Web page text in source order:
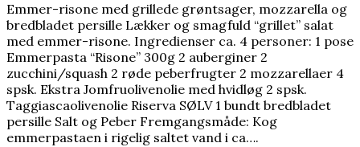
Emmer-risone med grillede grøntsager, mozzarella og
bredbladet persille Lækker og smagfuld “grillet” salat
med emmer-risone. Ingredienser ca. 4 personer: 1 pose
Emmerpasta “Risone” 300g 2 auberginer 2
zucchini/squash 2 røde peberfrugter 2 mozzarellaer 4
spsk. Ekstra Jomfruolivenolie med hvidløg 2 spsk.
Taggiascaolivenolie Riserva SØLV 1 bundt bredbladet
persille Salt og Peber Fremgangsmåde: Kog
emmerpastaen i rigelig saltet vand i ca….